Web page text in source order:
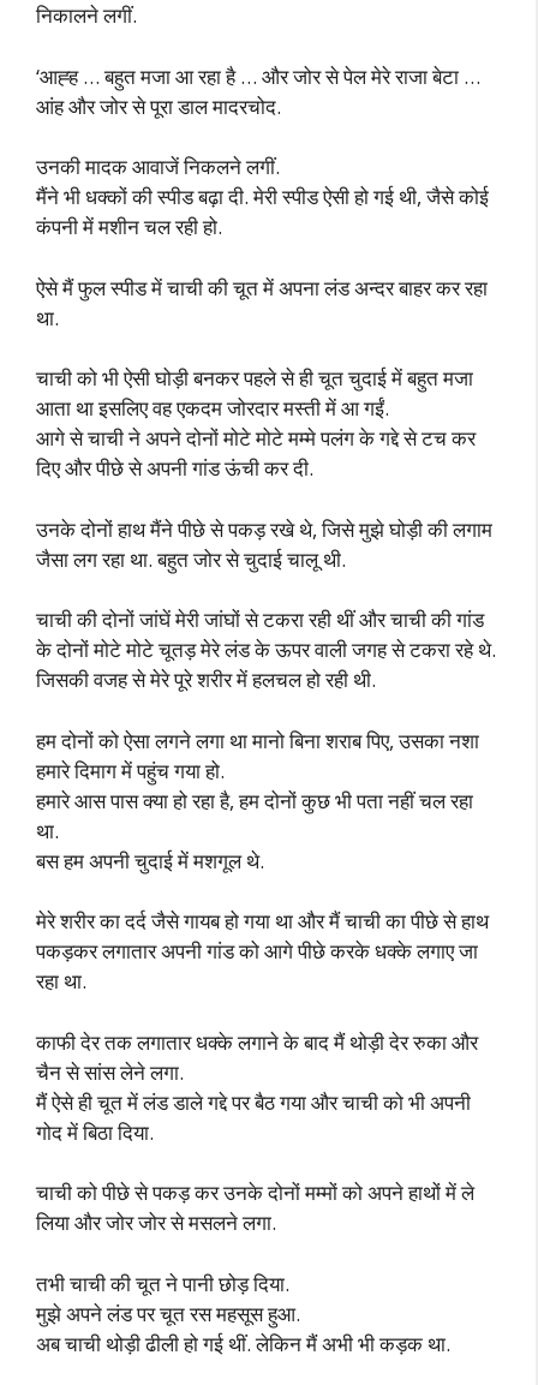
निकालने लगीं.
‘आह्ह … बहुत मजा आ रहा है … और जोर से पेल मेरे राजा बेटा …
आंह और जोर से पूरा डाल मादरचोद.
उनकी मादक आवाजें निकलने लगीं.
मैंने भी धक्कों की स्पीड बढ़ा दी. मेरी स्पीड ऐसी हो गई थी, जैसे कोई
कंपनी में मशीन चल रही हो.
ऐसे मैं फुल स्पीड में चाची की चूत में अपना लंड अन्दर बाहर कर रहा
था.
चाची को भी ऐसी घोड़ी बनकर पहले से ही चूत चुदाई में बहुत मजा
आता था इसलिए वह एकदम जोरदार मस्ती में आ गईं.
आगे से चाची ने अपने दोनों मोटे मोटे मम्मे पलंग के गद्दे से टच कर
दिए और पीछे से अपनी गांड ऊंची कर दी.
उनके दोनों हाथ मैंने पीछे से पकड़ रखे थे, जिसे मुझे घोड़ी की लगाम
जैसा लग रहा था. बहुत जोर से चुदाई चालू थी.
चाची की दोनों जांघें मेरी जांघों से टकरा रही थीं और चाची की गांड
के दोनों मोटे मोटे चूतड़ मेरे लंड के ऊपर वाली जगह से टकरा रहे थे.
जिसकी वजह से मेरे पूरे शरीर में हलचल हो रही थी.
हम दोनों को ऐसा लगने लगा था मानो बिना शराब पिए, उसका नशा
हमारे दिमाग में पहुंच गया हो.
हमारे आस पास क्या हो रहा है, हम दोनों कुछ भी पता नहीं चल रहा
था.
बस हम अपनी चुदाई में मशगूल थे.
मेरे शरीर का दर्द जैसे गायब हो गया था और मैं चाची का पीछे से हाथ
पकड़कर लगातार अपनी गांड को आगे पीछे करके धक्के लगाए जा
रहा था.
काफी देर तक लगातार धक्के लगाने के बाद मैं थोड़ी देर रुका और
चैन से सांस लेने लगा.
मैं ऐसे ही चूत में लंड डाले गद्दे पर बैठ गया और चाची को भी अपनी
गोद में बिठा दिया.
चाची को पीछे से पकड़ कर उनके दोनों मम्मों को अपने हाथों में ले
लिया और जोर जोर से मसलने लगा.
तभी चाची की चूत ने पानी छोड़ दिया.
मुझे अपने लंड पर चूत रस महसूस हुआ.
अब चाची थोड़ी ढीली हो गई थीं. लेकिन मैं अभी भी कड़क था.